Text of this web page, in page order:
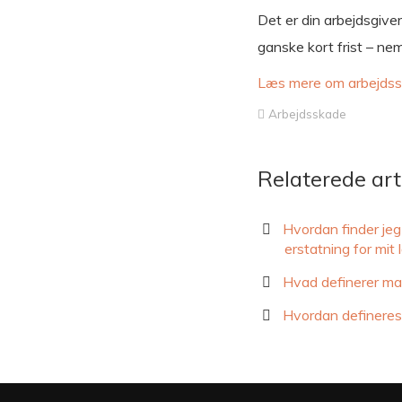
Det er din
ganske kort frist –
Læs mere om
Arbejdsskade
Relaterede
Hvordan finder
erstatning for mit
Hvad definerer
Hvordan